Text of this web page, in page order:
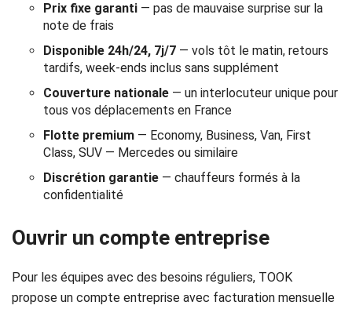
Prix fixe garanti — pas de mauvaise surprise sur la
note de frais
Disponible 24h/24, 7j/7 — vols tôt le matin, retours
tardifs, week-ends inclus sans supplément
Couverture nationale — un interlocuteur unique pour
tous vos déplacements en France
Flotte premium — Economy, Business, Van, First
Class, SUV — Mercedes ou similaire
Discrétion garantie — chauffeurs formés à la
confidentialité
Ouvrir un compte entreprise
Pour les équipes avec des besoins réguliers, TOOK
propose un compte entreprise avec facturation mensuelle